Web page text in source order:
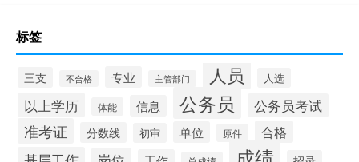
标签
三支 不合格 专业 主管部门 人员 人选
以上学历 体能 信息 公务员 公务员考试
准考证 分数线 初审 单位 原件 合格